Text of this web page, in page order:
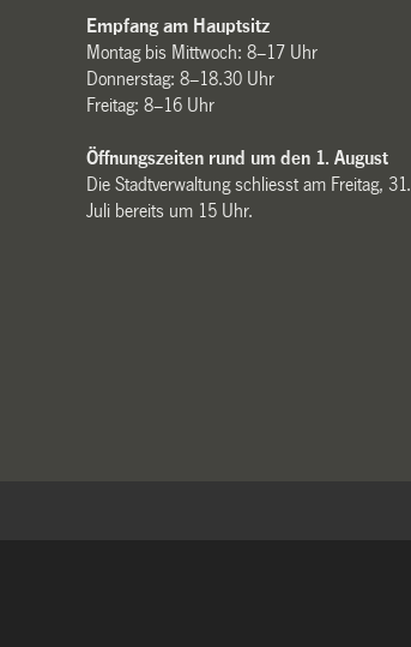
Empfang am Hauptsitz
Montag bis Mittwoch: 8–17 Uhr
Donnerstag: 8–18.30 Uhr
Freitag: 8–16 Uhr
Öffnungszeiten rund um den 1. August
Die Stadtverwaltung schliesst am Freitag, 31.
Juli bereits um 15 Uhr.